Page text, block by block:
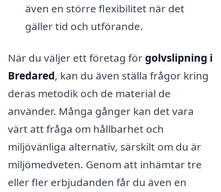
även en större flexibilitet när det
gäller tid och utförande.
När du väljer ett företag för golvslipning i
Bredared, kan du även ställa frågor kring
deras metodik och de material de
använder. Många gånger kan det vara
värt att fråga om hållbarhet och
miljövänliga alternativ, särskilt om du är
miljömedveten. Genom att inhämtar tre
eller fler erbjudanden får du även en